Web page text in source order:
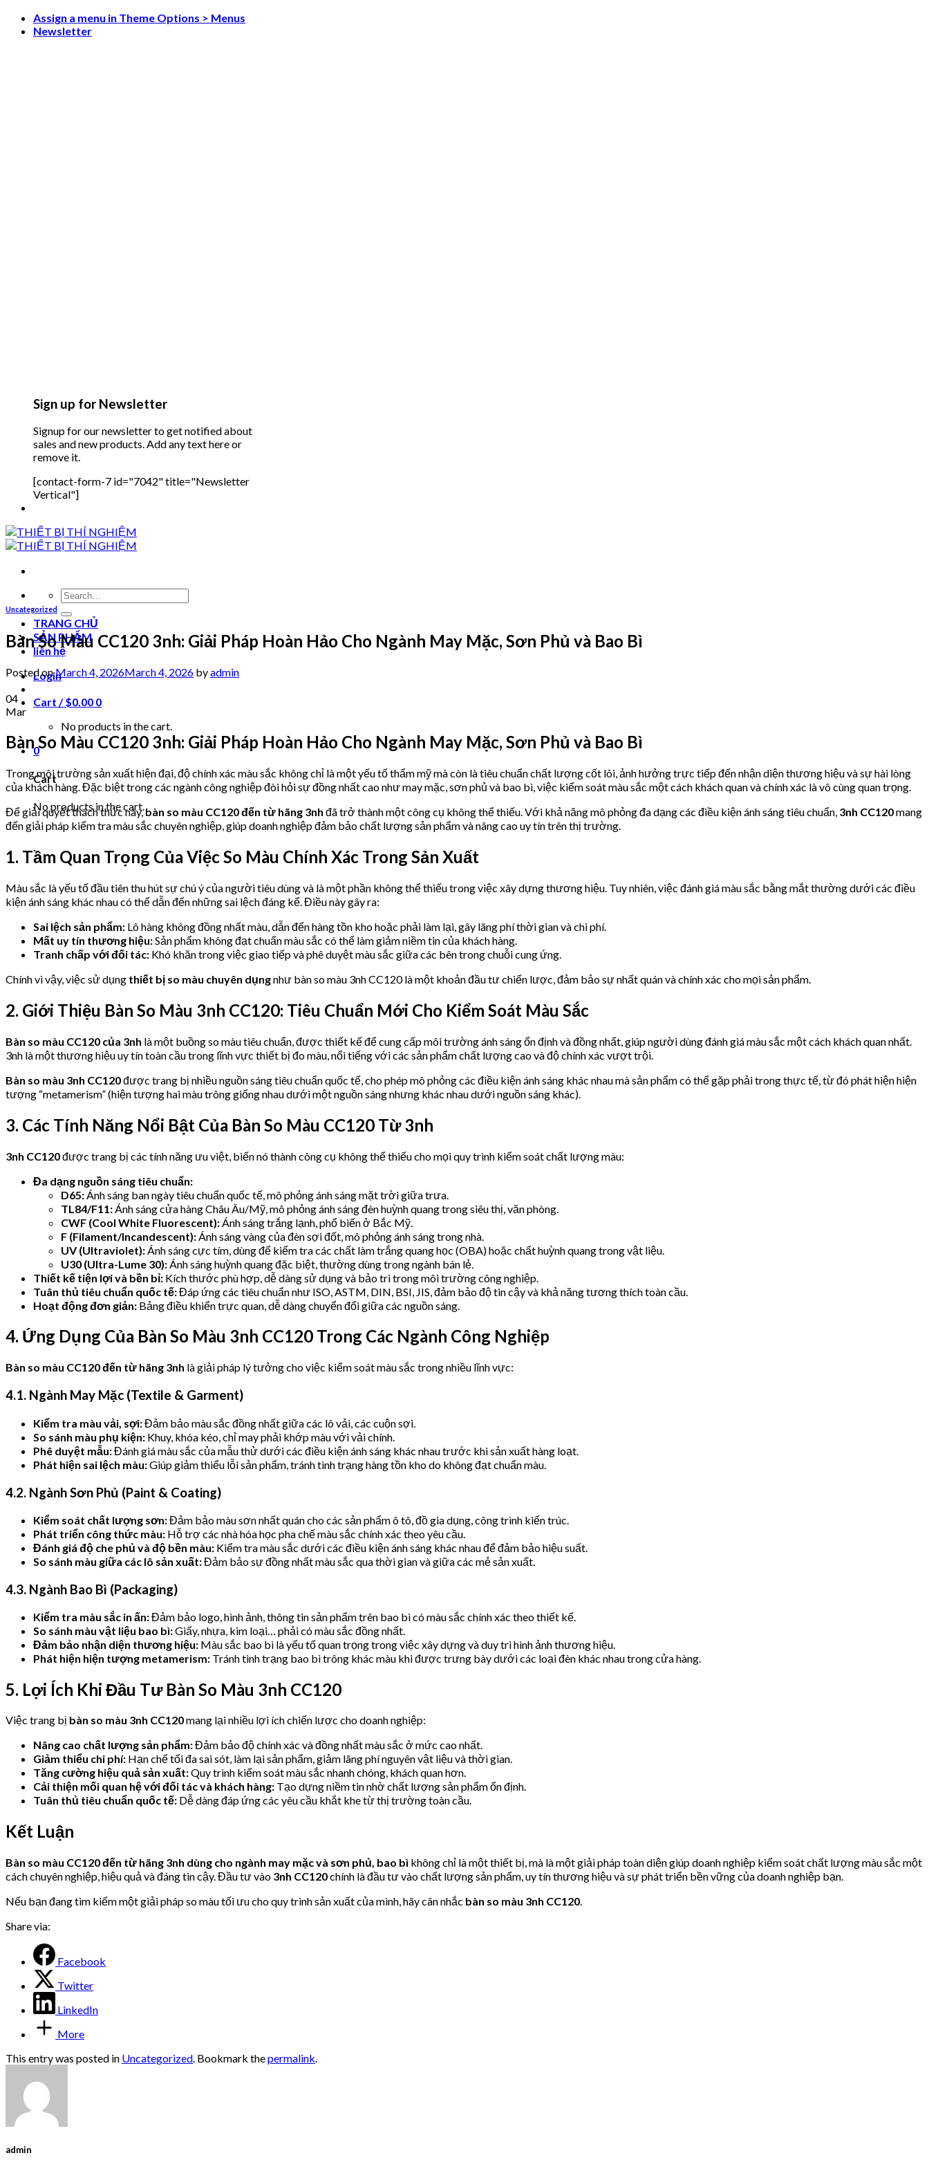
Skip
Assign a menu in Theme Options > Menus
Newsletter
Sign up for Newsletter
Signup for our newsletter to get notified about
sales and new products. Add any text here or
remove it.
[contact-form-7 id="7042" title="Newsletter
Vertical"]
Search
for:
TRANG CHỦ
SẢN PHẨM
liên hệ
Login
Cart /$0.00 0
No products in the cart.
0
Cart
No products in the cart.
Uncategorized
Bàn So Màu CC120 3nh: Giải Pháp Hoàn Hảo Cho Ngành May Mặc, Sơn Phủ và Bao Bì
Posted onMarch 4, 2026March 4, 2026 byadmin
04
Mar
Bàn So Màu CC120 3nh: Giải Pháp Hoàn Hảo Cho Ngành May Mặc, Sơn Phủ và Bao Bì
Trong môi trường sản xuất hiện đại, độ chính xác màu sắc không chỉ là một yếu tố thẩm mỹ mà còn là tiêu chuẩn chất lượng cốt lõi, ảnh hưởng trực tiếp đến nhận diện thương hiệu và sự hài lòng
của khách hàng. Đặc biệt trong các ngành công nghiệp đòi hỏi sự đồng nhất cao như may mặc, sơn phủ và bao bì, việc kiểm soát màu sắc một cách khách quan và chính xác là vô cùng quan trọng.
Để giải quyết thách thức này,bàn so màu CC120 đến từ hãng 3nh đã trở thành một công cụ không thể thiếu. Với khả năng mô phỏng đa dạng các điều kiện ánh sáng tiêu chuẩn, 3nh CC120mang
đến giải pháp kiểm tra màu sắc chuyên nghiệp, giúp doanh nghiệp đảm bảo chất lượng sản phẩm và nâng cao uy tín trên thị trường.
1. Tầm Quan Trọng Của Việc So Màu Chính Xác Trong Sản Xuất
Màu sắc là yếu tố đầu tiên thu hút sự chú ý của người tiêu dùng và là một phần không thể thiếu trong việc xây dựng thương hiệu. Tuy nhiên, việc đánh giá màu sắc bằng mắt thường dưới các điều
kiện ánh sáng khác nhau có thể dẫn đến những sai lệch đáng kể. Điều này gây ra:
Sai lệch sản phẩm: Lô hàng không đồng nhất màu, dẫn đến hàng tồn kho hoặc phải làm lại, gây lãng phí thời gian và chi phí.
Mất uy tín thương hiệu:Sản phẩm không đạt chuẩn màu sắc có thể làm giảm niềm tin của khách hàng.
Tranh chấp với đối tác: Khó khăn trong việc giao tiếp và phê duyệt màu sắc giữa các bên trong chuỗi cung ứng.
Chính vì vậy, việc sử dụng thiết bị so màu chuyên dụngnhư bàn so màu 3nh CC120 là một khoản đầu tư chiến lược, đảm bảo sự nhất quán và chính xác cho mọi sản phẩm.
2. Giới Thiệu Bàn So Màu 3nh CC120: Tiêu Chuẩn Mới Cho Kiểm Soát Màu Sắc
Bàn so màu CC120 của 3nh là một buồng so màu tiêu chuẩn, được thiết kế để cung cấp môi trường ánh sáng ổn định và đồng nhất, giúp người dùng đánh giá màu sắc một cách khách quan nhất.
3nh là một thương hiệu uy tín toàn cầu trong lĩnh vực thiết bị đo màu, nổi tiếng với các sản phẩm chất lượng cao và độ chính xác vượt trội.
Bàn so màu 3nh CC120được trang bị nhiều nguồn sáng tiêu chuẩn quốc tế, cho phép mô phỏng các điều kiện ánh sáng khác nhau mà sản phẩm có thể gặp phải trong thực tế, từ đó phát hiện hiện
tượng “metamerism” (hiện tượng hai màu trông giống nhau dưới một nguồn sáng nhưng khác nhau dưới nguồn sáng khác).
3. Các Tính Năng Nổi Bật Của Bàn So Màu CC120 Từ 3nh
3nh CC120được trang bị các tính năng ưu việt, biến nó thành công cụ không thể thiếu cho mọi quy trình kiểm soát chất lượng màu:
Đa dạng nguồn sáng tiêu chuẩn:
D65: Ánh sáng ban ngày tiêu chuẩn quốc tế, mô phỏng ánh sáng mặt trời giữa trưa.
TL84/F11: Ánh sáng cửa hàng Châu Âu/Mỹ, mô phỏng ánh sáng đèn huỳnh quang trong siêu thị, văn phòng.
CWF (Cool White Fluorescent): Ánh sáng trắng lạnh, phổ biến ở Bắc Mỹ.
F (Filament/Incandescent): Ánh sáng vàng của đèn sợi đốt, mô phỏng ánh sáng trong nhà.
UV (Ultraviolet): Ánh sáng cực tím, dùng để kiểm tra các chất làm trắng quang học (OBA) hoặc chất huỳnh quang trong vật liệu.
U30 (Ultra-Lume 30): Ánh sáng huỳnh quang đặc biệt, thường dùng trong ngành bán lẻ.
Thiết kế tiện lợi và bền bỉ: Kích thước phù hợp, dễ dàng sử dụng và bảo trì trong môi trường công nghiệp.
Tuân thủ tiêu chuẩn quốc tế:Đáp ứng các tiêu chuẩn như ISO, ASTM, DIN, BSI, JIS, đảm bảo độ tin cậy và khả năng tương thích toàn cầu.
Hoạt động đơn giản: Bảng điều khiển trực quan, dễ dàng chuyển đổi giữa các nguồn sáng.
4. Ứng Dụng Của Bàn So Màu 3nh CC120 Trong Các Ngành Công Nghiệp
Bàn so màu CC120 đến từ hãng 3nh là giải pháp lý tưởng cho việc kiểm soát màu sắc trong nhiều lĩnh vực:
4.1. Ngành May Mặc (Textile & Garment)
Kiểm tra màu vải, sợi:Đảm bảo màu sắc đồng nhất giữa các lô vải, các cuộn sợi.
So sánh màu phụ kiện: Khuy, khóa kéo, chỉ may phải khớp màu với vải chính.
Phê duyệt mẫu:Đánh giá màu sắc của mẫu thử dưới các điều kiện ánh sáng khác nhau trước khi sản xuất hàng loạt.
Phát hiện sai lệch màu:Giúp giảm thiểu lỗi sản phẩm, tránh tình trạng hàng tồn kho do không đạt chuẩn màu.
4.2. Ngành Sơn Phủ (Paint & Coating)
Kiểm soát chất lượng sơn:Đảm bảo màu sơn nhất quán cho các sản phẩm ô tô, đồ gia dụng, công trình kiến trúc.
Phát triển công thức màu: Hỗ trợ các nhà hóa học pha chế màu sắc chính xác theo yêu cầu.
Đánh giá độ che phủ và độ bền màu: Kiểm tra màu sắc dưới các điều kiện ánh sáng khác nhau để đảm bảo hiệu suất.
So sánh màu giữa các lô sản xuất:Đảm bảo sự đồng nhất màu sắc qua thời gian và giữa các mẻ sản xuất.
4.3. Ngành Bao Bì (Packaging)
Kiểm tra màu sắc in ấn:Đảm bảo logo, hình ảnh, thông tin sản phẩm trên bao bì có màu sắc chính xác theo thiết kế.
So sánh màu vật liệu bao bì:Giấy, nhựa, kim loại… phải có màu sắc đồng nhất.
Đảm bảo nhận diện thương hiệu: Màu sắc bao bì là yếu tố quan trọng trong việc xây dựng và duy trì hình ảnh thương hiệu.
Phát hiện hiện tượng metamerism: Tránh tình trạng bao bì trông khác màu khi được trưng bày dưới các loại đèn khác nhau trong cửa hàng.
5. Lợi Ích Khi Đầu Tư Bàn So Màu 3nh CC120
Việc trang bị bàn so màu 3nh CC120mang lại nhiều lợi ích chiến lược cho doanh nghiệp:
Nâng cao chất lượng sản phẩm:Đảm bảo độ chính xác và đồng nhất màu sắc ở mức cao nhất.
Giảm thiểu chi phí: Hạn chế tối đa sai sót, làm lại sản phẩm, giảm lãng phí nguyên vật liệu và thời gian.
Tăng cường hiệu quả sản xuất:Quy trình kiểm soát màu sắc nhanh chóng, khách quan hơn.
Cải thiện mối quan hệ với đối tác và khách hàng: Tạo dựng niềm tin nhờ chất lượng sản phẩm ổn định.
Tuân thủ tiêu chuẩn quốc tế: Dễ dàng đáp ứng các yêu cầu khắt khe từ thị trường toàn cầu.
Kết Luận
Bàn so màu CC120 đến từ hãng 3nh dùng cho ngành may mặc và sơn phủ, bao bì không chỉ là một thiết bị, mà là một giải pháp toàn diện giúp doanh nghiệp kiểm soát chất lượng màu sắc một
cách chuyên nghiệp, hiệu quả và đáng tin cậy. Đầu tư vào 3nh CC120chính là đầu tư vào chất lượng sản phẩm, uy tín thương hiệu và sự phát triển bền vững của doanh nghiệp bạn.
Nếu bạn đang tìm kiếm một giải pháp so màu tối ưu cho quy trình sản xuất của mình, hãy cân nhắc bàn so màu 3nh CC120.
Share via:
Facebook
Twitter
LinkedIn
More
This entry was posted in Uncategorized. Bookmark thepermalink.
admin